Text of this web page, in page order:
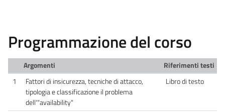
Programmazione del corso
Argomenti
Riferimenti testi
1
Fattori di insicurezza, tecniche di attacco,
tipologia e classificazione il problema
dell'"availability"
Libro di testo